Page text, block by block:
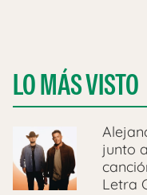
LO MÁS VISTO
junto
Letra